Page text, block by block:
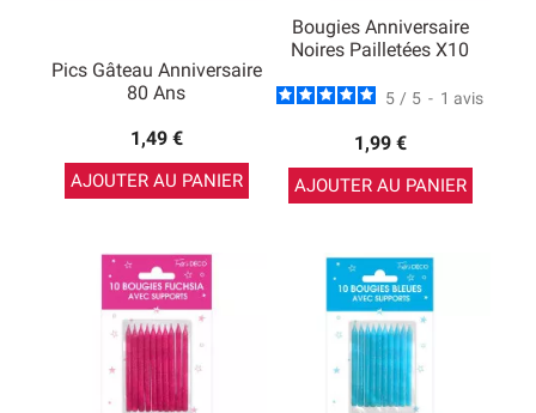
Pics Gâteau Anniversaire
80 Ans
1,49 €
AJOUTER AU PANIER
Bougies Anniversaire
Noires Pailletées X10
5 / 5 - 1 avis
1,99 €
AJOUTER AU PANIER